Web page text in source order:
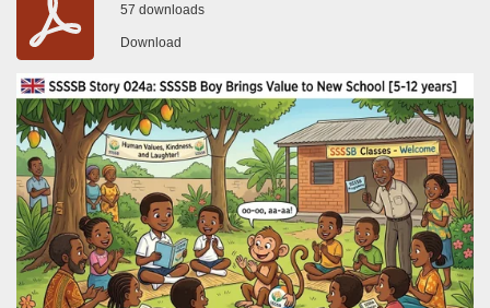
57 downloads
Download